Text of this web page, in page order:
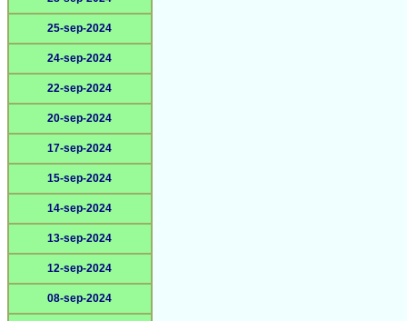
25-sep-2024
24-sep-2024
22-sep-2024
20-sep-2024
17-sep-2024
15-sep-2024
14-sep-2024
13-sep-2024
12-sep-2024
08-sep-2024